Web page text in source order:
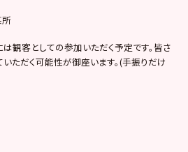
所
は観客としての参加いただく予定です。皆さ
ただく可能性が御座います。(手振りだけ